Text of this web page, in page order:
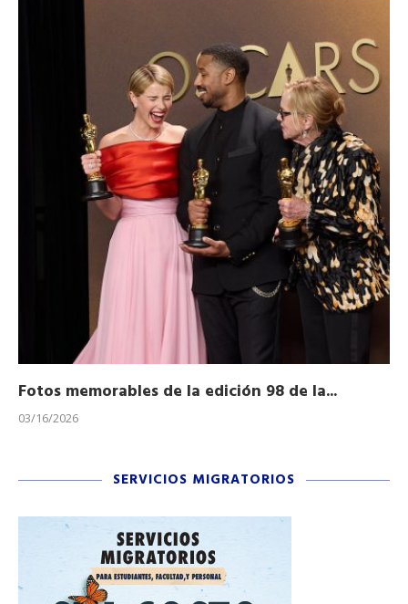
Fotos memorables de la edición 98 de la...
03/16/2026
SERVICIOS MIGRATORIOS